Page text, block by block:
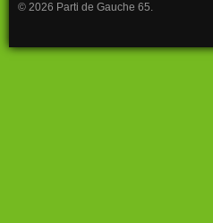
© 2026 Parti de Gauche 65.